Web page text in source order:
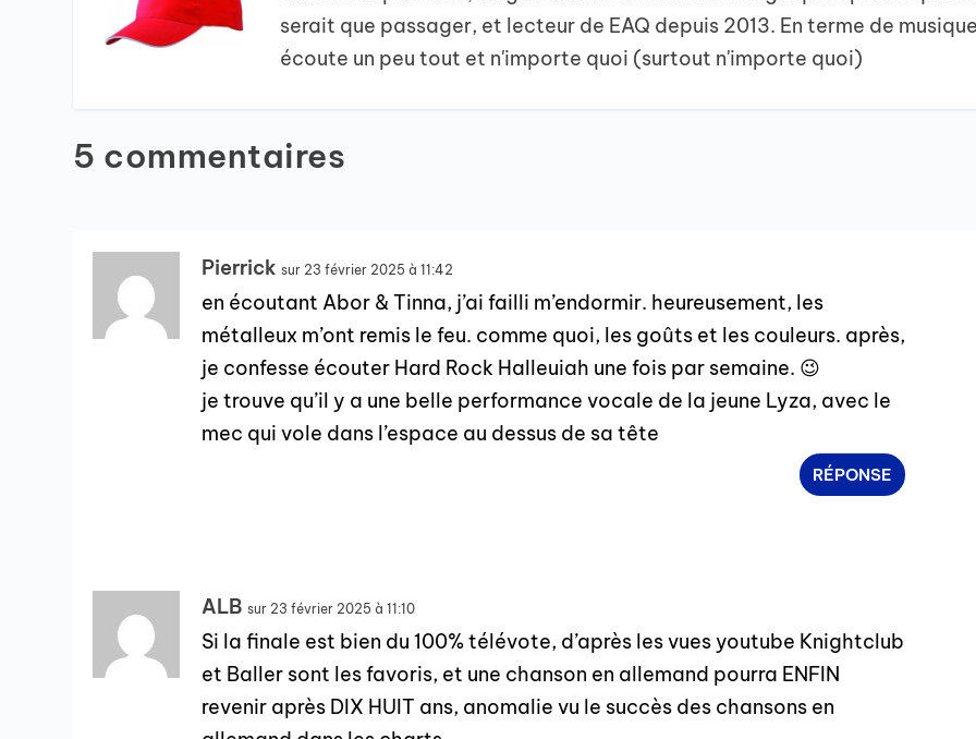
serait que passager, et lecteur de EAQ depuis 2013. En terme de
écoute un peu tout et n'importe quoi (surtout n'importe quoi)
5 commentaires
Pierrick sur 23 février 2025 à 11:42
en écoutant Abor & Tinna, j’ai failli m’endormir. heureusement, les
métalleux m’ont remis le feu. comme quoi, les goûts et les couleurs. après,
je confesse écouter Hard Rock Halleuiah une fois par semaine. 😉
je trouve qu’il y a une belle performance vocale de la jeune Lyza, avec le
mec qui vole dans l’espace au dessus de sa tête
RÉPONSE
ALB sur 23 février 2025 à 11:10
Si la finale est bien du 100% télévote, d’après les vues youtube Knightclub
et Baller sont les favoris, et une chanson en allemand pourra ENFIN
revenir après DIX HUIT ans, anomalie vu le succès des chansons en